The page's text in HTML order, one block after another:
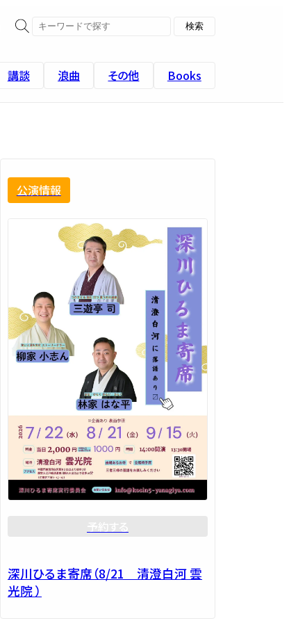
講談 浪曲 その他 Books
公演情報
深川ひるま寄席（8/21 清澄白河 雲
光院 ）